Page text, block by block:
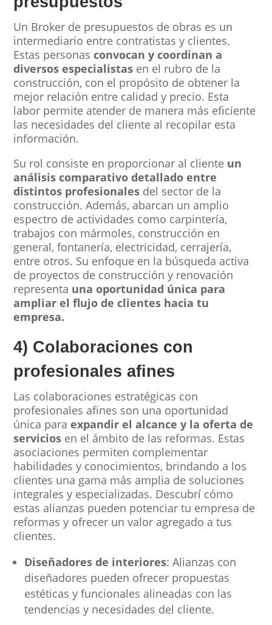
Un Broker de presupuestos de obras es un
intermediario entre contratistas y clientes.
Estas personasconvocan y coordinan a
diversos especialistas en el rubro de la
construcción, con el propósito de obtener la
mejor relación entre calidad y precio. Esta
labor permite atender de manera más eficiente
las necesidades del cliente al recopilar esta
información.
Su rol consiste en proporcionar al cliente un
análisis comparativo detallado entre
distintos profesionales del sector de la
construcción. Además, abarcan un amplio
espectro de actividades como carpintería,
trabajos con mármoles, construcción en
general, fontanería, electricidad, cerrajería,
entre otros. Su enfoque en la búsqueda activa
de proyectos de construcción y renovación
representa una oportunidad única para
ampliar el flujo de clientes hacia tu
empresa.
4) Colaboraciones con
profesionales afines
Las colaboraciones estratégicas con
profesionales afines son una oportunidad
única paraexpandir el alcance y la oferta de
servicios en el ámbito de las reformas. Estas
asociaciones permiten complementar
habilidades y conocimientos, brindando a los
clientes una gama más amplia de soluciones
integrales y especializadas. Descubrí cómo
estas alianzas pueden potenciar tu empresa de
reformas y ofrecer un valor agregado a tus
clientes.
Diseñadores de interiores: Alianzas con
diseñadores pueden ofrecer propuestas
estéticas y funcionales alineadas con las
tendencias y necesidades del cliente.